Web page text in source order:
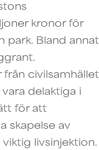
kronor för
park. Bland annat
civilsamhället
delaktiga i
för att
skapelse av
livsinjektion.